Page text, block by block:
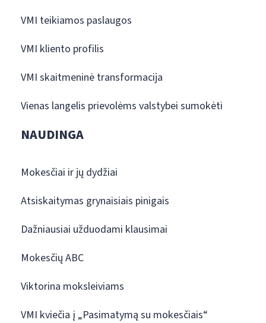
VMI teikiamos paslaugos
VMI kliento profilis
VMI skaitmeninė transformacija
Vienas langelis prievolėms valstybei sumokėti
NAUDINGA
Mokesčiai ir jų dydžiai
Atsiskaitymas grynaisiais pinigais
Dažniausiai užduodami klausimai
Mokesčių ABC
Viktorina moksleiviams
VMI kviečia į „Pasimatymą su mokesčiais“